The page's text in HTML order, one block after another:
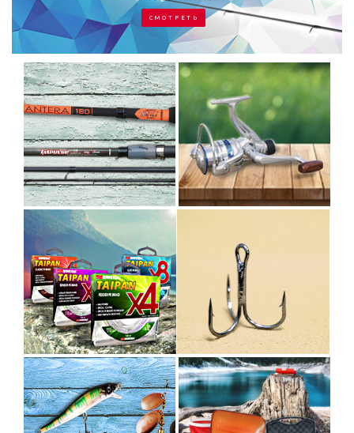
С М О Т Р Е Т Ь